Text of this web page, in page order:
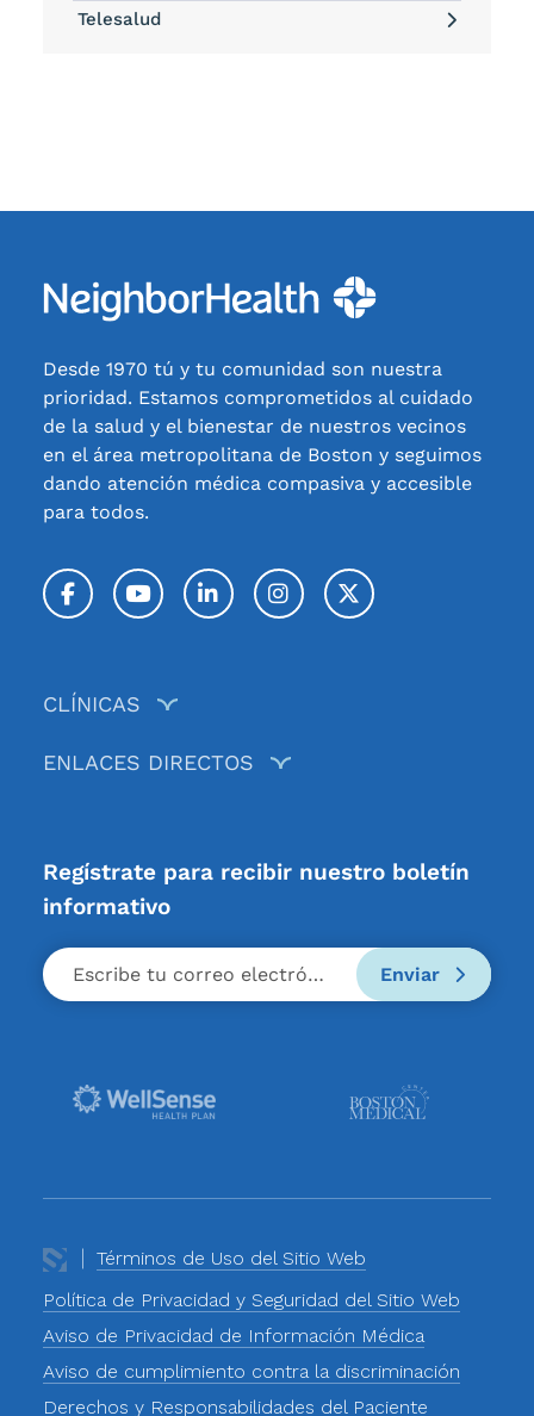
Telesalud
Desde 1970 tú y tu comunidad son nuestra
prioridad. Estamos comprometidos al cuidado
de la salud y el bienestar de nuestros vecinos
en el área metropolitana de Boston y seguimos
dando atención médica compasiva y accesible
para todos.
FacebookYouTubeLinkedInInstagramTwitter / X
CLÍNICAS
ENLACES DIRECTOS
Regístrate para recibir nuestro boletín
informativo
Enviar
Términos de Uso del Sitio Web
Política de Privacidad y Seguridad del Sitio Web
Aviso de Privacidad de Información Médica
Aviso de cumplimiento contra la discriminación
Derechos y Responsabilidades del Paciente